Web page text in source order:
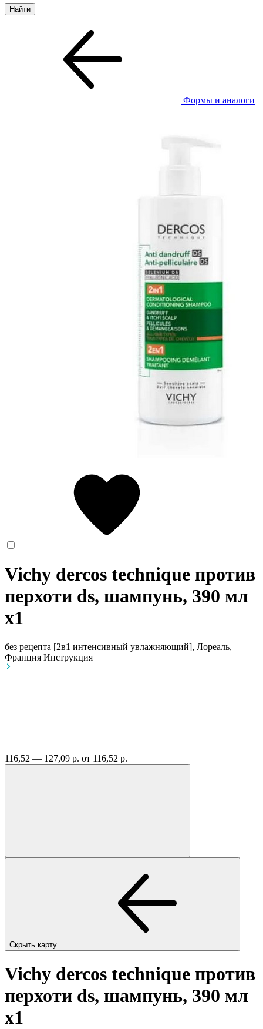
Формы и аналоги
Vichy dercos technique против
перхоти ds, шампунь, 390 мл
x1
без рецепта [2в1 интенсивный увлажняющий], Лореаль,
Франция Инструкция
116,52 — 127,09 р. от 116,52 р.
Скрыть карту
Vichy dercos technique против
перхоти ds, шампунь, 390 мл
x1